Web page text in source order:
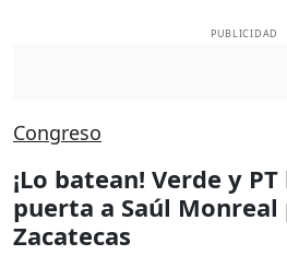
PUBLICIDAD
Congreso
¡Lo batean! Verde y
puerta a Saúl
Zacatecas